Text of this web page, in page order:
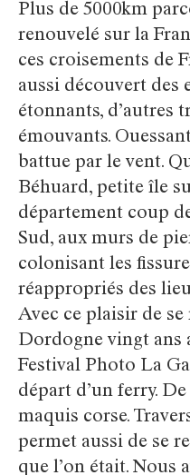
Plus de 5000km
renouvelé sur la
ces croisements de
aussi découvert des
étonnants, d’autres
émouvants.
battue par le vent.
Béhuard, petite île
département coup
Sud, aux murs de
colonisant les
réappropriés des
Avec ce plaisir de
Dordogne vingt ans
Festival Photo La
départ d’un ferry.
maquis corse.
permet aussi de se
que l’on était. Nous